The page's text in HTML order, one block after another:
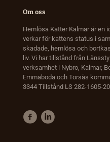
Om oss
Hemlösa Katter Kalmar är en
verkar för kattens status i
skadade, hemlösa och
liv. Vi har tillstånd från
verksamhet i Nybro, Kalmar,
Emmaboda och Torsås
3344 Tillstånd LS 282-1605-